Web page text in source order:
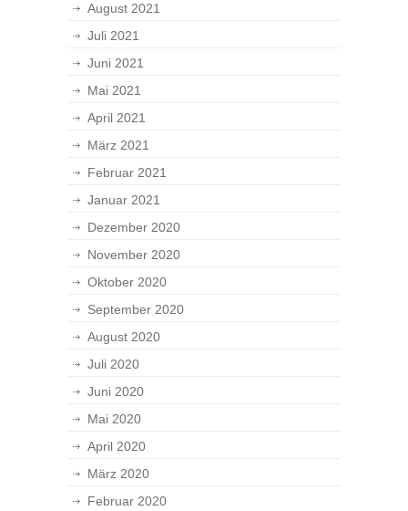
August 2021
Juli 2021
Juni 2021
Mai 2021
April 2021
März 2021
Februar 2021
Januar 2021
Dezember 2020
November 2020
Oktober 2020
September 2020
August 2020
Juli 2020
Juni 2020
Mai 2020
April 2020
März 2020
Februar 2020